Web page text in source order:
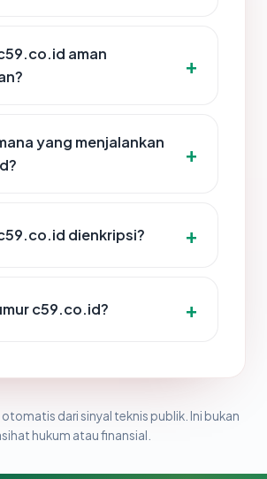
aman
yang menjalankan
dienkripsi?
c59.co.id?
dari sinyal teknis publik. Ini bukan
hukum atau finansial.